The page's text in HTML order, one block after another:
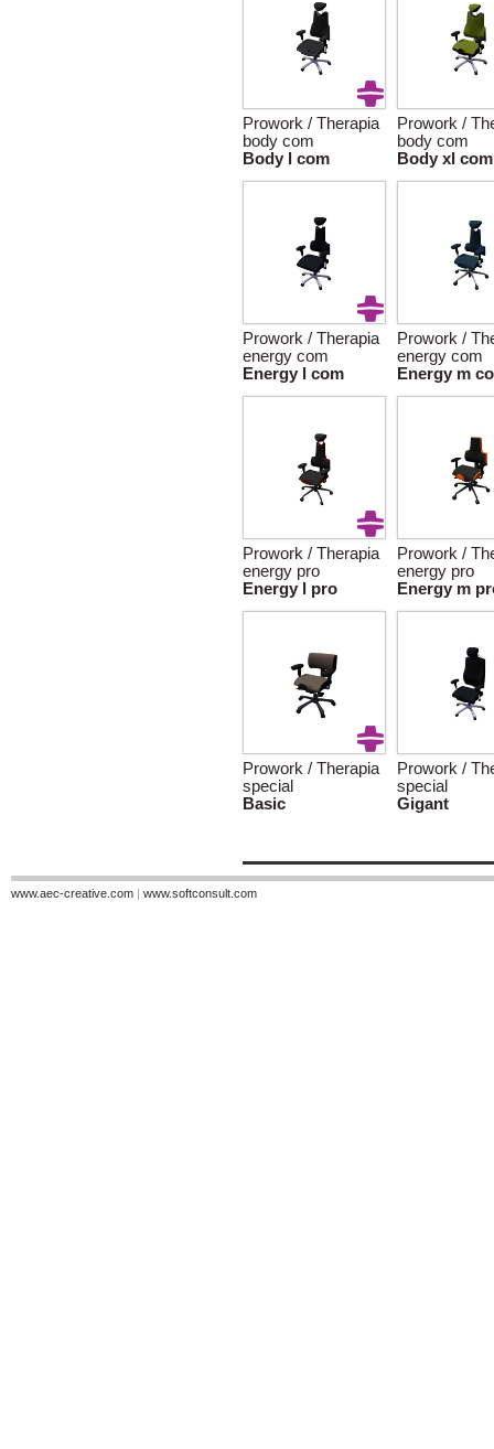
Prowork / Therapia
body com
Body l com
Prowork /
body com
Body xl com
Prowork / Therapia
energy com
Energy l com
Prowork /
energy com
Energy m
Prowork / Therapia
energy pro
Energy l pro
Prowork /
energy pro
Energy m
Prowork / Therapia
special
Basic
Prowork /
special
Gigant
www.aec-creative.com | www.softconsult.com